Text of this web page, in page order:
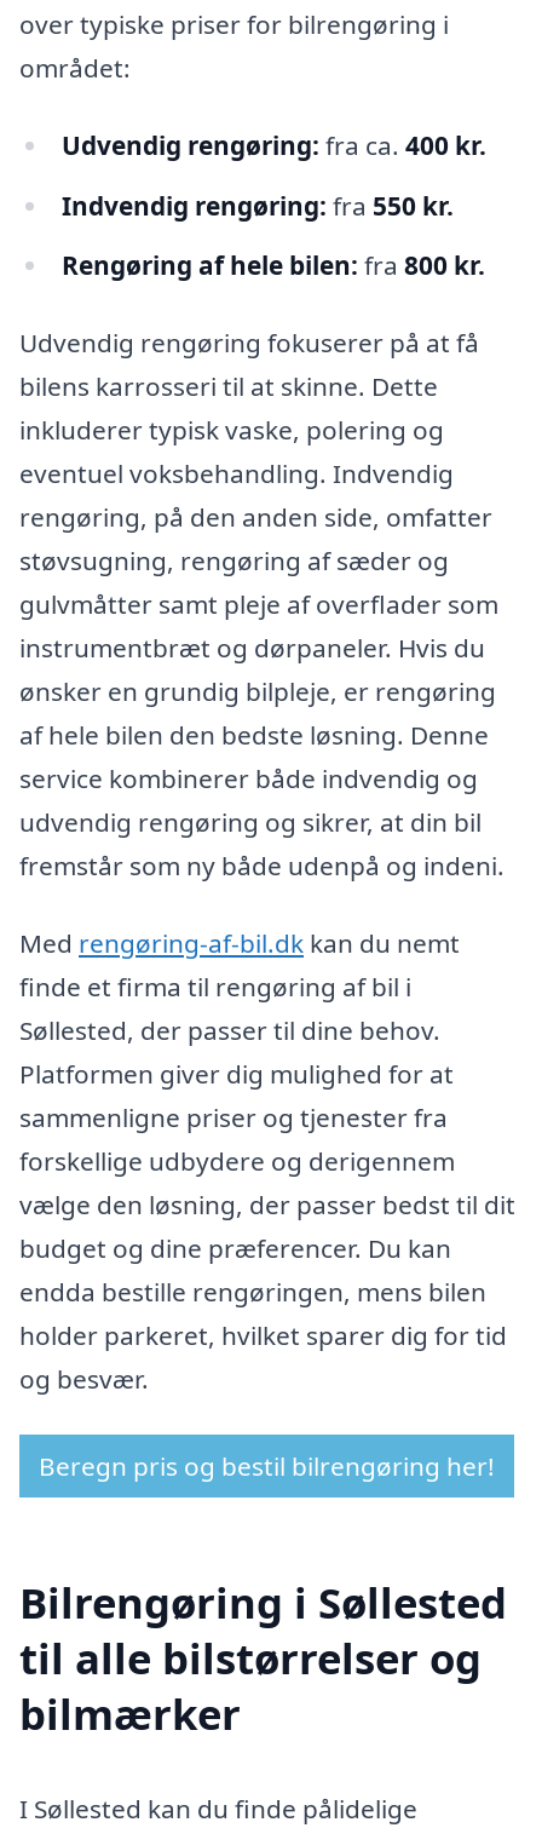
over typiske priser for bilrengøring i
området:
Udvendig rengøring: fra ca. 400 kr.
Indvendig rengøring: fra 550 kr.
Rengøring af hele bilen: fra 800 kr.
Udvendig rengøring fokuserer på at få
bilens karrosseri til at skinne. Dette
inkluderer typisk vaske, polering og
eventuel voksbehandling. Indvendig
rengøring, på den anden side, omfatter
støvsugning, rengøring af sæder og
gulvmåtter samt pleje af overflader som
instrumentbræt og dørpaneler. Hvis du
ønsker en grundig bilpleje, er rengøring
af hele bilen den bedste løsning. Denne
service kombinerer både indvendig og
udvendig rengøring og sikrer, at din bil
fremstår som ny både udenpå og indeni.
Med rengøring-af-bil.dk kan du nemt
finde et firma til rengøring af bil i
Søllested, der passer til dine behov.
Platformen giver dig mulighed for at
sammenligne priser og tjenester fra
forskellige udbydere og derigennem
vælge den løsning, der passer bedst til dit
budget og dine præferencer. Du kan
endda bestille rengøringen, mens bilen
holder parkeret, hvilket sparer dig for tid
og besvær.
Beregn pris og bestil bilrengøring her!
Bilrengøring i Søllested
til alle bilstørrelser og
bilmærker
I Søllested kan du finde pålidelige